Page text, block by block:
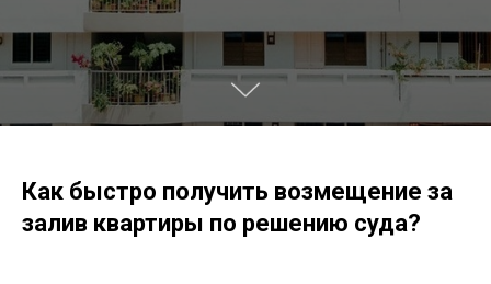
Как быстро получить возмещение за
залив квартиры по решению суда?